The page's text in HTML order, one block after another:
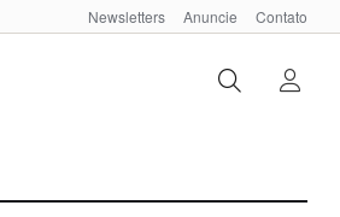
Newsletters Anuncie Contato